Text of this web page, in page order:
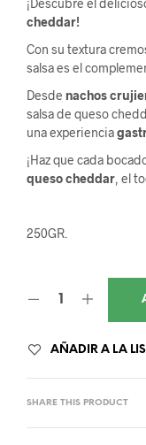
era:
4,90€.
¡Descubre el
cheddar!
Con su textura
salsa es el
Desde nachos
salsa de queso
una experiencia
¡Haz que cada
queso cheddar, el
250GR.
AÑADIR A LA
SHARE THIS PRODUCT